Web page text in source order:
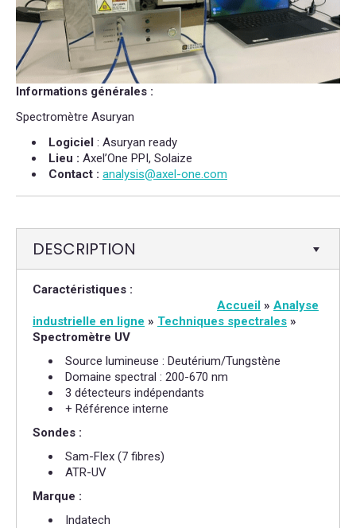
Informations générales :
Spectromètre Asuryan
Logiciel : Asuryan ready
Lieu : Axel’One PPI, Solaize
Contact : analysis@axel-one.com
DESCRIPTION
Caractéristiques :
Accueil » Analyse
industrielle en ligne » Techniques spectrales »
Spectromètre UV
Source lumineuse : Deutérium/Tungstène
Domaine spectral : 200-670 nm
3 détecteurs indépendants
+ Référence interne
Sondes :
Sam-Flex (7 fibres)
ATR-UV
Marque :
Indatech